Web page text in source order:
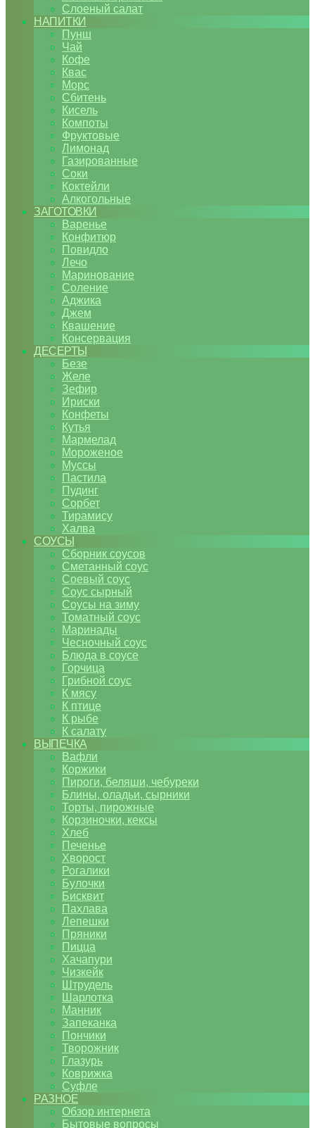
Слоеный салат
НАПИТКИ
Пунш
Чай
Кофе
Квас
Морс
Сбитень
Кисель
Компоты
Фруктовые
Лимонад
Газированные
Соки
Коктейли
Алкогольные
ЗАГОТОВКИ
Варенье
Конфитюр
Повидло
Лечо
Маринование
Соление
Аджика
Джем
Квашение
Консервация
ДЕСЕРТЫ
Безе
Желе
Зефир
Ириски
Конфеты
Кутья
Мармелад
Мороженое
Муссы
Пастила
Пудинг
Сорбет
Тирамису
Халва
СОУСЫ
Сборник соусов
Сметанный соус
Соевый соус
Соус сырный
Соусы на зиму
Томатный соус
Маринады
Чесночный соус
Блюда в соусе
Горчица
Грибной соус
К мясу
К птице
К рыбе
К салату
ВЫПЕЧКА
Вафли
Коржики
Пироги, беляши, чебуреки
Блины, оладьи, сырники
Торты, пирожные
Корзиночки, кексы
Хлеб
Печенье
Хворост
Рогалики
Булочки
Бисквит
Пахлава
Лепешки
Пряники
Пицца
Хачапури
Чизкейк
Штрудель
Шарлотка
Манник
Запеканка
Пончики
Творожник
Глазурь
Коврижка
Суфле
РАЗНОЕ
Обзор интернета
Бытовые вопросы